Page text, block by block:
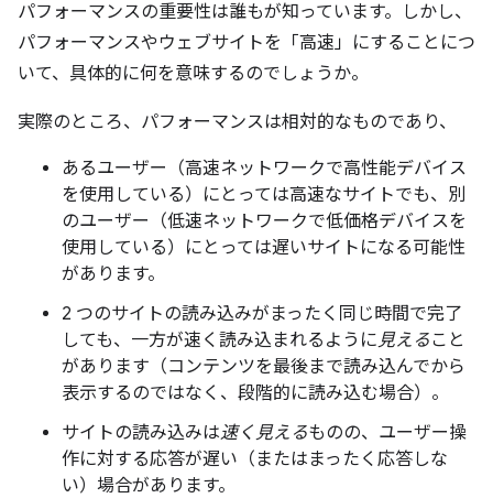
パフォーマンスの重要性は誰もが知っています。しかし、
パフォーマンスやウェブサイトを「高速」にすることにつ
いて、具体的に何を意味するのでしょうか。
実際のところ、パフォーマンスは相対的なものであり、
あるユーザー（高速ネットワークで高性能デバイス
を使用している）にとっては高速なサイトでも、別
のユーザー（低速ネットワークで低価格デバイスを
使用している）にとっては遅いサイトになる可能性
があります。
2 つのサイトの読み込みがまったく同じ時間で完了
しても、一方が速く読み込まれるように見える こと
があります（コンテンツを最後まで読み込んでから
表示するのではなく、段階的に読み込む場合）。
サイトの読み込みは速く見えるものの、ユーザー操
作に対する応答が遅い（またはまったく応答しな
い）場合があります。